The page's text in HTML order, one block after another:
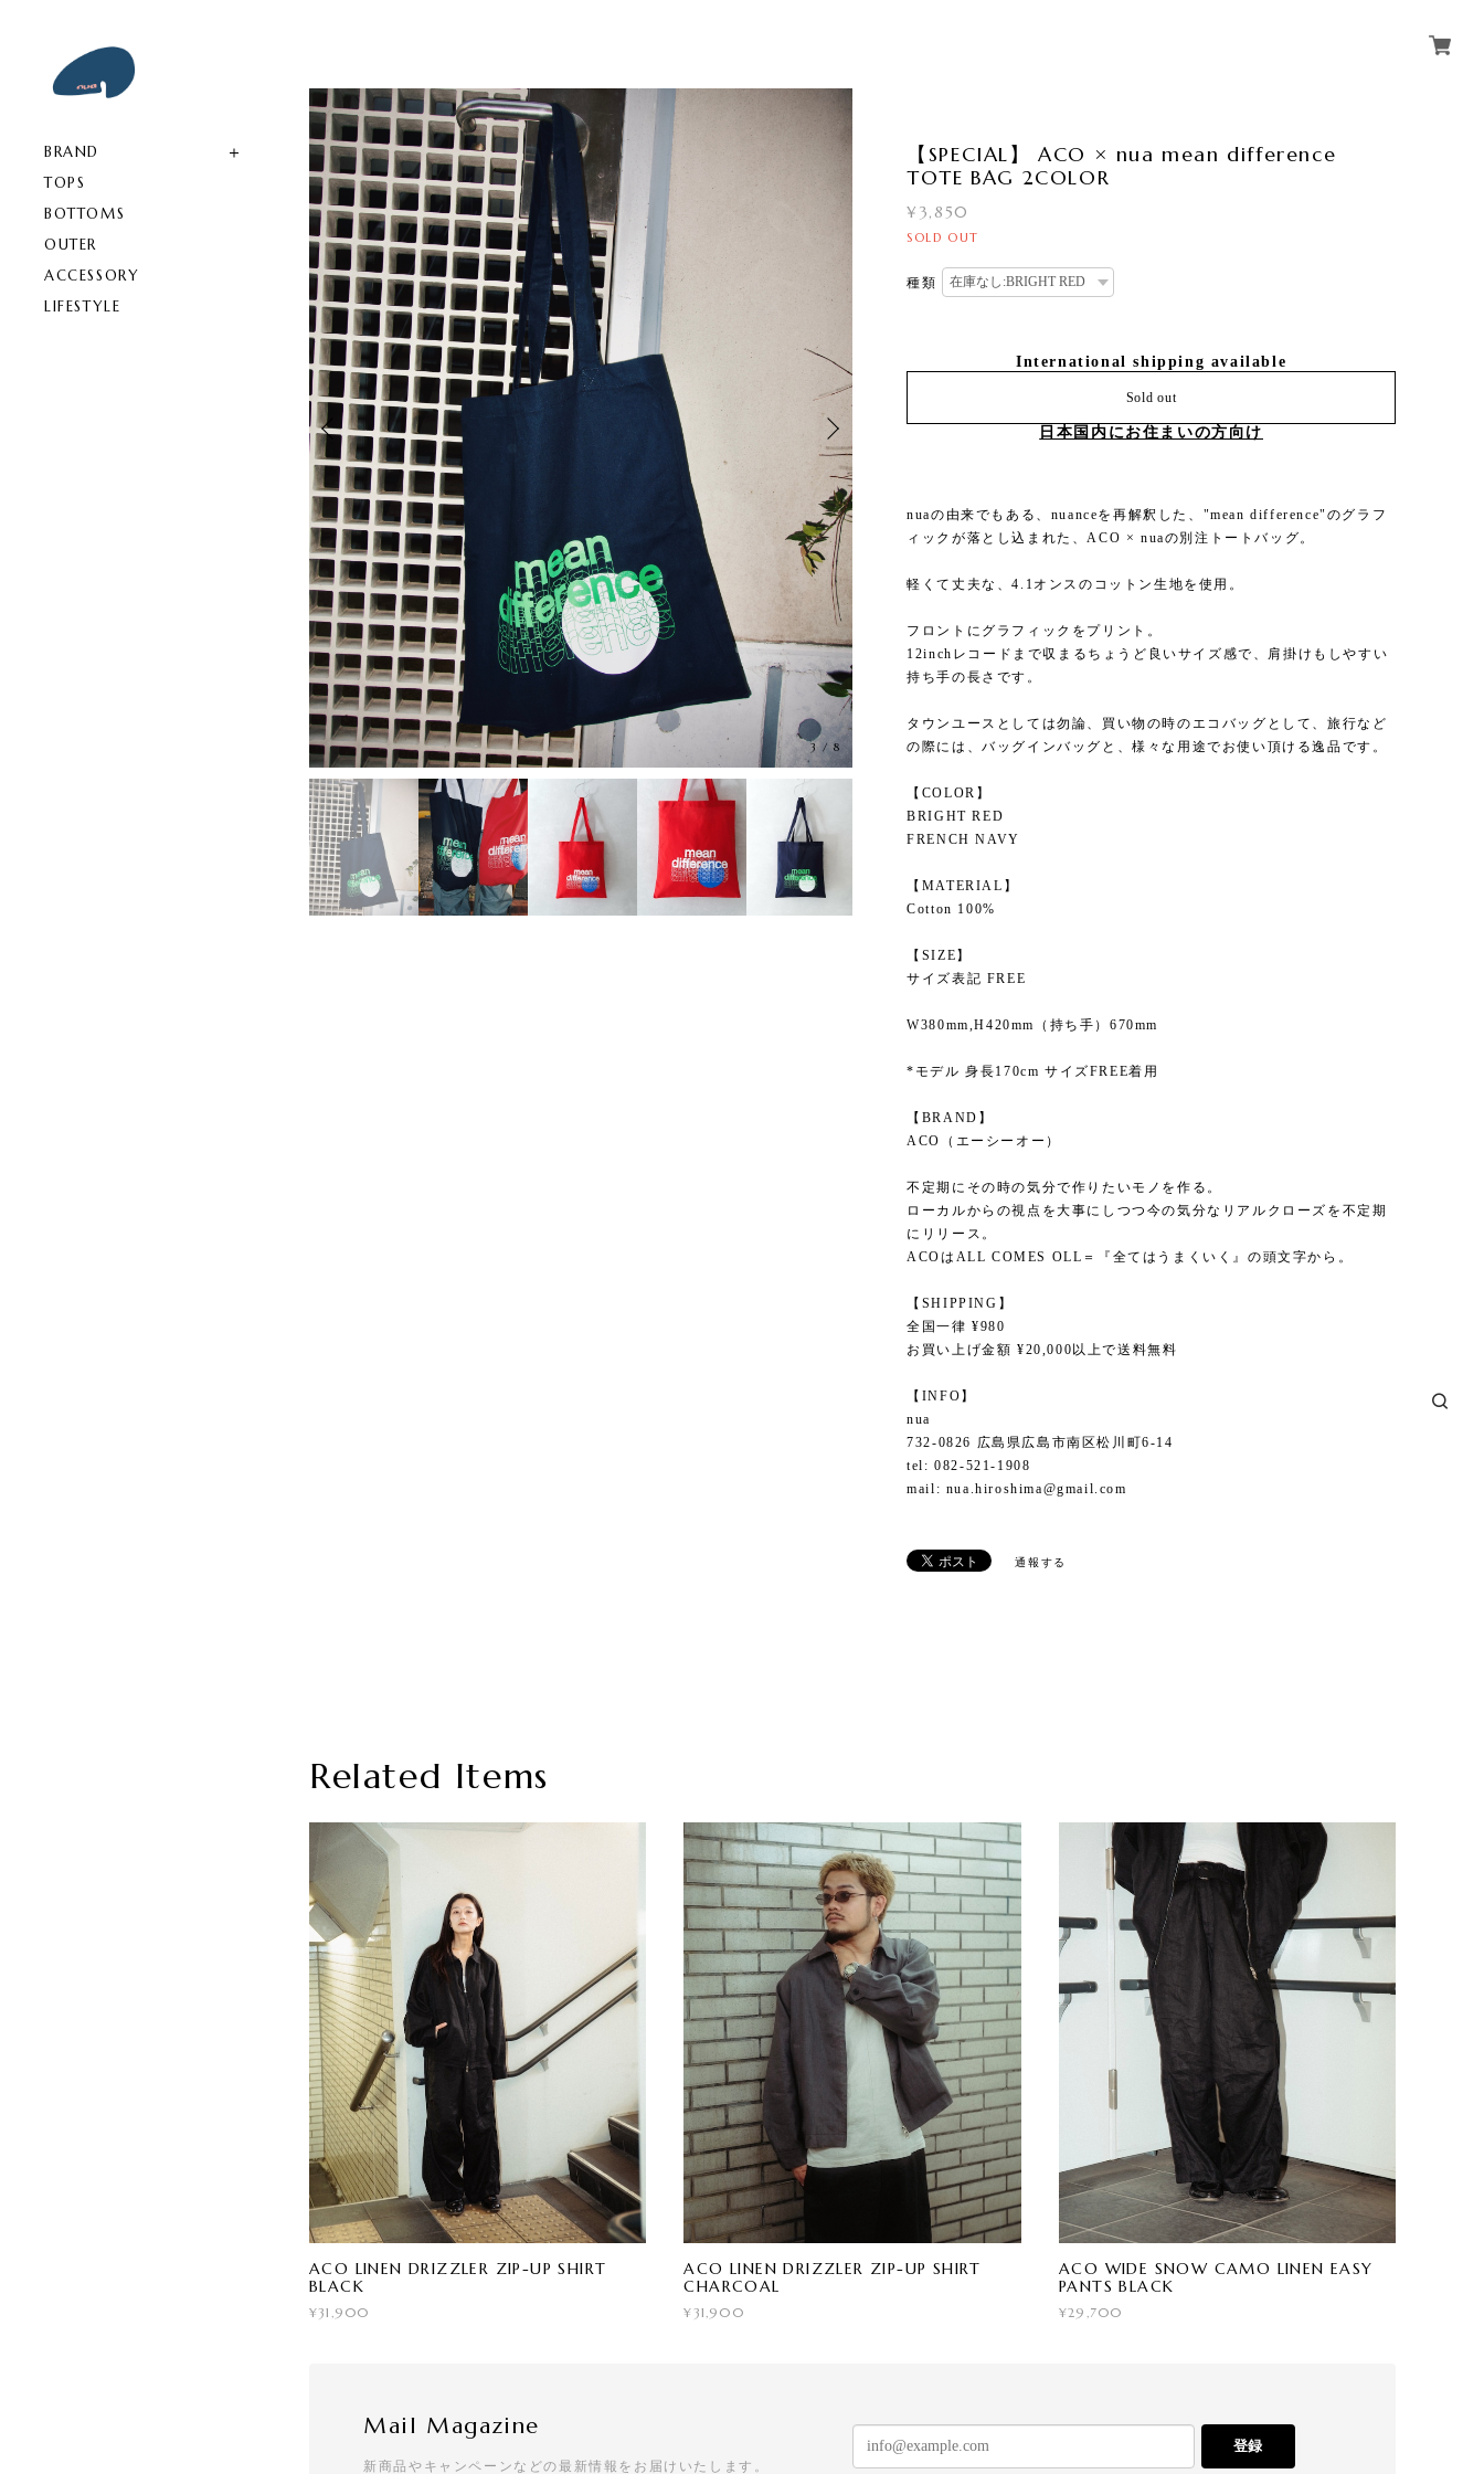
BRAND
TOPS
BOTTOMS
OUTER
ACCESSORY
LIFESTYLE
3/8
【SPECIAL】 ACO × nua mean difference
TOTE BAG 2COLOR
¥3,850
SOLD OUT
種類
International shipping available
Sold out
日本国内にお住まいの方向け
nuaの由来でもある、nuanceを再解釈した、"mean difference"のグラフ
ィックが落とし込まれた、ACO × nuaの別注トートバッグ。
軽くて丈夫な、4.1オンスのコットン生地を使用。
フロントにグラフィックをプリント。
12inchレコードまで収まるちょうど良いサイズ感で、肩掛けもしやすい
持ち手の長さです。
タウンユースとしては勿論、買い物の時のエコバッグとして、旅行など
の際には、バッグインバッグと、様々な用途でお使い頂ける逸品です。
【COLOR】
BRIGHT RED
FRENCH NAVY
【MATERIAL】
Cotton 100%
【SIZE】
サイズ表記 FREE
W380mm,H420mm（持ち手）670mm
*モデル 身長170cm サイズFREE着用
【BRAND】
ACO（エーシーオー）
不定期にその時の気分で作りたいモノを作る。
ローカルからの視点を大事にしつつ今の気分なリアルクローズを不定期
にリリース。
ACOはALL COMES OLL＝『全てはうまくいく』の頭文字から。
【SHIPPING】
全国一律 ¥980
お買い上げ金額 ¥20,000以上で送料無料
【INFO】
nua
732-0826 広島県広島市南区松川町6-14
tel: 082-521-1908
mail: nua.hiroshima@gmail.com
通報する
Related Items
ACO LINEN DRIZZLER ZIP-UP SHIRT
BLACK
¥31,900
ACO LINEN DRIZZLER ZIP-UP SHIRT
CHARCOAL
¥31,900
ACO WIDE SNOW CAMO LINEN EASY
PANTS BLACK
¥29,700
Mail Magazine
新商品やキャンペーンなどの最新情報をお届けいたします。
登録